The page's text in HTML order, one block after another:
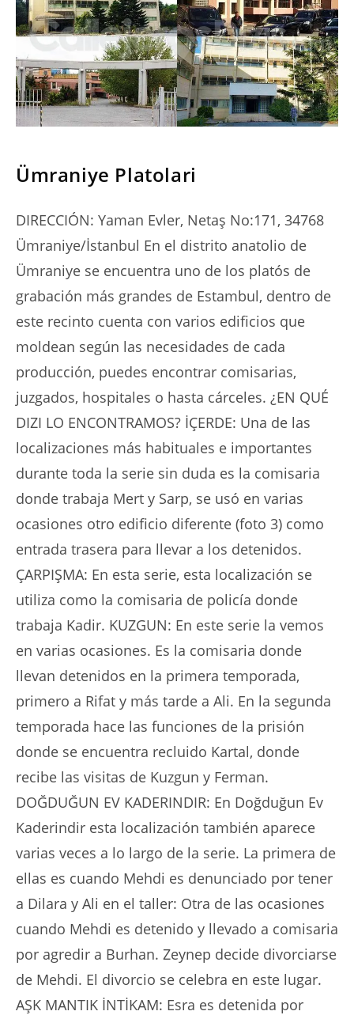
Ümraniye Platolari
DIRECCIÓN: Yaman Evler, Netaş No:171, 34768
Ümraniye/İstanbul En el distrito anatolio de
Ümraniye se encuentra uno de los platós de
grabación más grandes de Estambul, dentro de
este recinto cuenta con varios edificios que
moldean según las necesidades de cada
producción, puedes encontrar comisarias,
juzgados, hospitales o hasta cárceles. ¿EN QUÉ
DIZI LO ENCONTRAMOS? İÇERDE: Una de las
localizaciones más habituales e importantes
durante toda la serie sin duda es la comisaria
donde trabaja Mert y Sarp, se usó en varias
ocasiones otro edificio diferente (foto 3) como
entrada trasera para llevar a los detenidos.
ÇARPIŞMA: En esta serie, esta localización se
utiliza como la comisaria de policía donde
trabaja Kadir. KUZGUN: En este serie la vemos
en varias ocasiones. Es la comisaria donde
llevan detenidos en la primera temporada,
primero a Rifat y más tarde a Ali. En la segunda
temporada hace las funciones de la prisión
donde se encuentra recluido Kartal, donde
recibe las visitas de Kuzgun y Ferman.
DOĞDUĞUN EV KADERINDIR: En Doğduğun Ev
Kaderindir esta localización también aparece
varias veces a lo largo de la serie. La primera de
ellas es cuando Mehdi es denunciado por tener
a Dilara y Ali en el taller: Otra de las ocasiones
cuando Mehdi es detenido y llevado a comisaria
por agredir a Burhan. Zeynep decide divorciarse
de Mehdi. El divorcio se celebra en este lugar.
AŞK MANTIK İNTİKAM: Esra es detenida por